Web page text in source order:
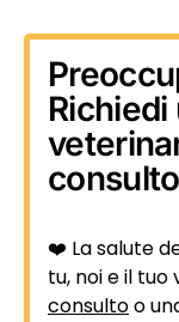
Richiedi
consulto
❤️ La salute
tu, noi e il tuo
consultoo